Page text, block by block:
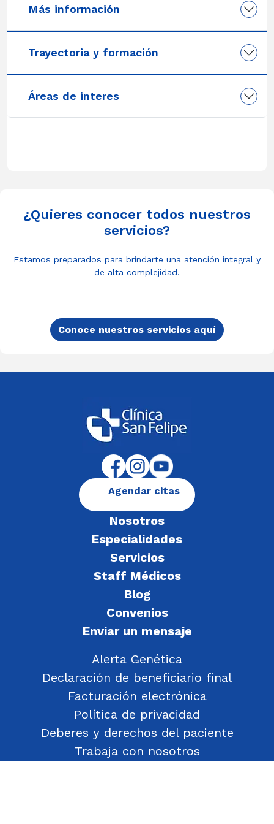
Más información
Trayectoria y formación
Áreas de interes
¿Quieres conocer todos nuestros
servicios?
Estamos preparados para brindarte una atención integral y
de alta complejidad.
Conoce nuestros servicios aquí
Nosotros
Especialidades
Servicios
Staff Médicos
Blog
Convenios
Enviar un mensaje
Alerta Genética
Declaración de beneficiario final
Facturación electrónica
Política de privacidad
Deberes y derechos del paciente
Trabaja con nosotros
Agendar citas